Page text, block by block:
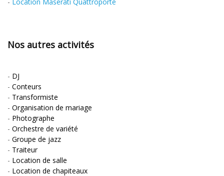
Nos autres activités
- DJ
- Conteurs
- Transformiste
- Organisation de mariage
- Photographe
- Orchestre de variété
- Groupe de jazz
- Traiteur
- Location de salle
- Location de chapiteaux